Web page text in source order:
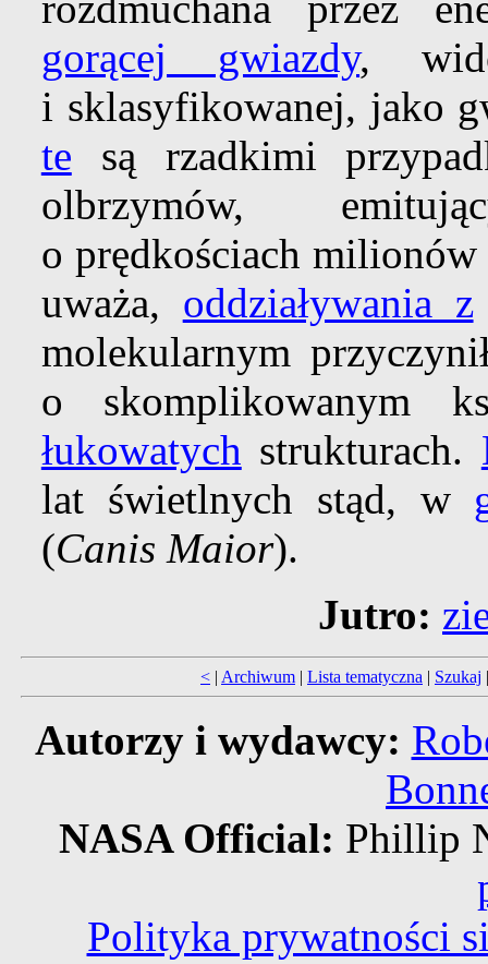
gorącej gwiazdy,
i sklasyfikowanej, jako
te są rzadkimi
olbrzymów,
o prędkościach
uważa, oddziaływania z
molekularnym
o skomplikowanym
łukowatych strukturach.
lat świetlnych stąd, w
(Canis Maior).
Jutro:
< | Archiwum | Lista tematyczna | Szukaj
Autorzy i wydawcy:
NASA Official: Phillip
Polityka prywatności